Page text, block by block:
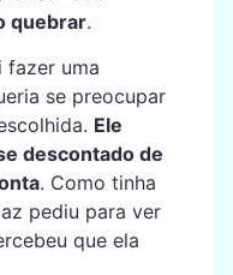
quebrar.
fazer uma
se preocupar
Ele
descontado de
. Como tinha
pediu para ver
que ela